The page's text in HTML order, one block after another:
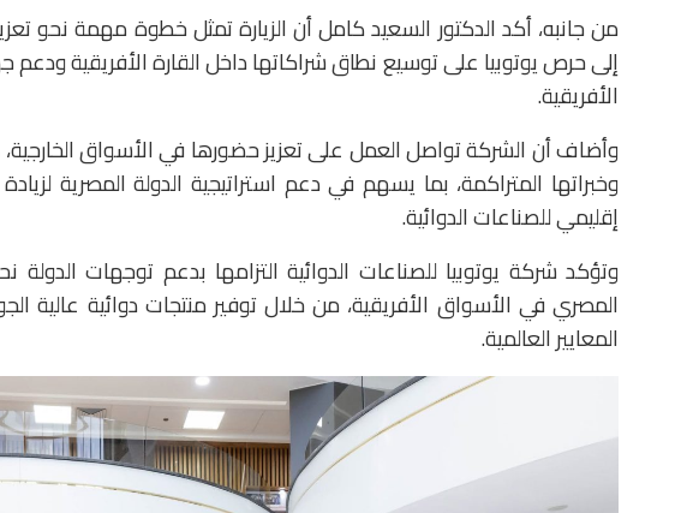
من جانبه، أكد الدكتور السعيد كامل أن الزيارة تمثل خطوة مهمة نحو
إلى حرص يوتوبيا على توسيع نطاق شراكاتها داخل القارة الأفريقية
الأفريقية.
وأضاف أن الشركة تواصل العمل على تعزيز حضورها في الأسواق
وخبراتها المتراكمة، بما يسهم في دعم استراتيجية الدولة المصرية
إقليمي للصناعات الدوائية.
وتؤكد شركة يوتوبيا للصناعات الدوائية التزامها بدعم توجهات الدولة
المصري في الأسواق الأفريقية، من خلال توفير منتجات دوائية عالية
المعايير العالمية.